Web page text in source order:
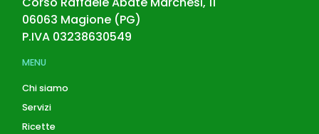
06063 Magione (PG)
P.IVA 03238630549
MENU
Chi siamo
Servizi
Ricette